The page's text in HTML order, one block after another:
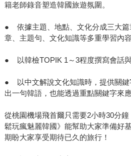
籍老師錄音塑造韓國旅遊氛圍。
● 依據主題、地點、文化分成三大篇
章、主題句、文化知識等多重學習內容
● 以韓檢TOPIK 1～3程度撰寫會話與
● 以中文解說文化知識時，提供關鍵
出一句韓語，也能透過重點關鍵字來
從桃園機場飛首爾只需要2小時30分
鬆玩瘋魅麗韓國》能幫助大家準備好
期盼大家享受期待已久的旅行！